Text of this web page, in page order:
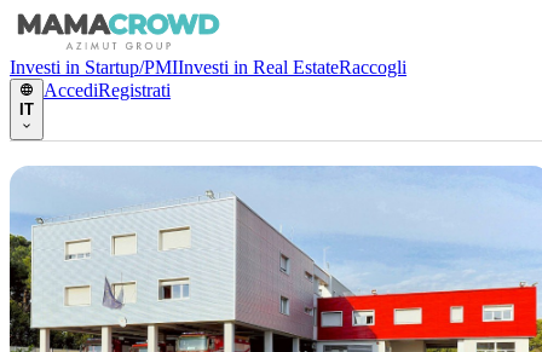
Investi in Startup/PMIInvesti in Real EstateRaccogli
IT
AccediRegistrati